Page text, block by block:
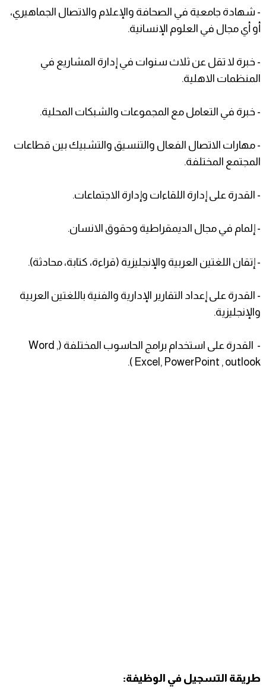
- شهادة جامعية في الصحافة والإعلام والاتصال الجماهيري،
أو أي مجال في العلوم الإنسانية.
- خبرة لا تقل عن ثلاث سنوات في إدارة المشاريع في
المنظمات الاهلية.
- خبرة في التعامل مع المجموعات والشبكات المحلية.
- مهارات الاتصال الفعال والتنسيق والتشبيك بين قطاعات
المجتمع المختلفة.
- القدرة على إدارة اللقاءات وإدارة الاجتماعات.
- إلمام في مجال الديمقراطية وحقوق الانسان.
- إتقان اللغتين العربية والإنجليزية (قراءة، كتابة، محادثة).
- القدرة على إعداد التقارير الإدارية والفنية باللغتين العربية
والإنجليزية.
- القدرة على استخدام برامج الحاسوب المختلفة (Word ,
Excel, PowerPoint , outlook ).
طريقة التسجيل في الوظيفة: